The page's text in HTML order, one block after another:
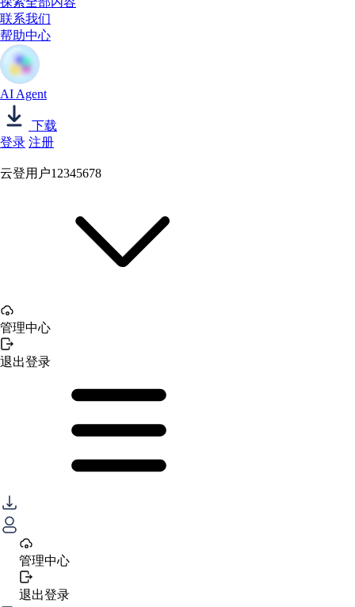
联系我们
帮助中心
AI Agent
下载
登录 注册
云登用户12345678
管理中心
退出登录
管理中心
退出登录